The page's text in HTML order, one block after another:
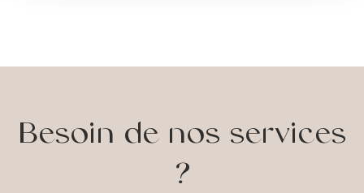
Besoin de nos services
?